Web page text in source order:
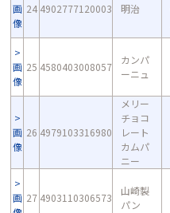
画
像
24 4902777120003 明治
画
像
25 4580403008057
カンパ
ーニュ
画
像
26 4979103316980
メリー
チョコ
レート
カムパ
ニー
画 27 4903110306573
山崎製
パン